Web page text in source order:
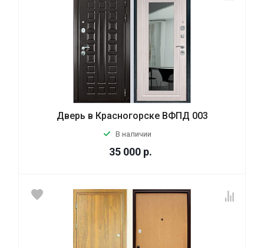
Дверь в Красногорске ВФПД 003
В наличии
35 000 р.